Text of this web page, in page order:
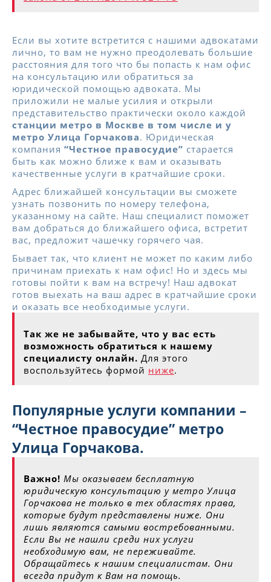
Если вы хотите встретится с нашими адвокатами
лично, то вам не нужно преодолевать большие
расстояния для того что бы попасть к нам офис
на консультацию или обратиться за
юридической помощью адвоката. Мы
приложили не малые усилия и открыли
представительство практически около каждой
станции метро в Москве в том числе и у
метро Улица Горчакова. Юридическая
компания “Честное правосудие” старается
быть как можно ближе к вам и оказывать
качественные услуги в кратчайшие сроки.
Адрес ближайшей консультации вы сможете
узнать позвонить по номеру телефона,
указанному на сайте. Наш специалист поможет
вам добраться до ближайшего офиса, встретит
вас, предложит чашечку горячего чая.
Бывает так, что клиент не может по каким либо
причинам приехать к нам офис! Но и здесь мы
готовы пойти к вам на встречу! Наш адвокат
готов выехать на ваш адрес в кратчайшие сроки
и оказать все необходимые услуги.
Так же не забывайте, что у вас есть
возможность обратиться к нашему
специалисту онлайн. Для этого
воспользуйтесь формой ниже.
Популярные услуги компании –
“Честное правосудие” метро
Улица Горчакова.
Важно! Мы оказываем бесплатную
юридическую консультацию у метро Улица
Горчакова не только в тех областях права,
которые будут представлены ниже. Они
лишь являются самыми востребованными.
Если Вы не нашли среди них услуги
необходимую вам, не переживайте.
Обращайтесь к нашим специалистам. Они
всегда придут к Вам на помощь.